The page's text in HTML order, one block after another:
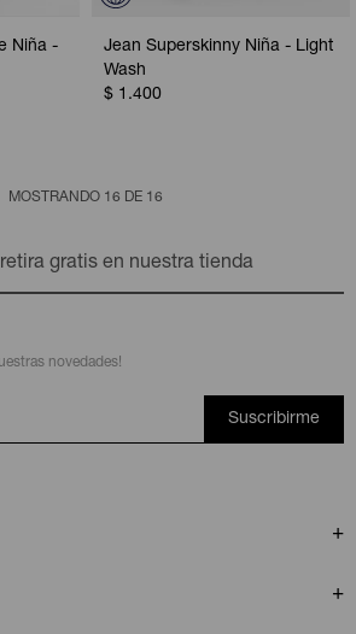
Niña -
Jean Superskinny Niña - Light
Wash
$ 1.400
MOSTRANDO 16 DE 16
gratis en nuestra tienda
novedades!
Suscribirme